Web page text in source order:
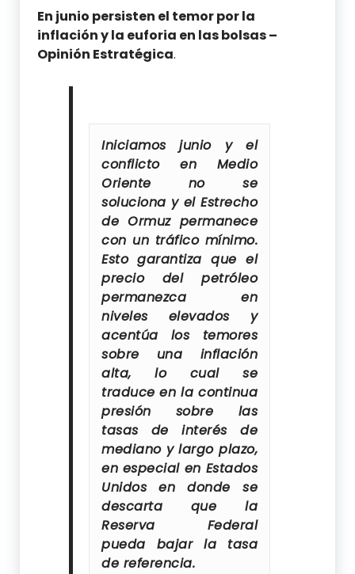
En junio persisten el temor por la
inflación y la euforia en las bolsas –
Opinión Estratégica.
Iniciamos junio y el
conflicto en Medio
Oriente no se
soluciona y el Estrecho
de Ormuz permanece
con un tráfico mínimo.
Esto garantiza que el
precio del petróleo
permanezca en
niveles elevados y
acentúa los temores
sobre una inflación
alta, lo cual se
traduce en la continua
presión sobre las
tasas de interés de
mediano y largo plazo,
en especial en Estados
Unidos en donde se
descarta que la
Reserva Federal
pueda bajar la tasa
de referencia.